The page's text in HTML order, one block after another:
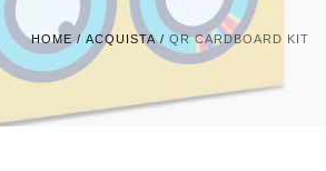
HOME / ACQUISTA/ QR CARDBOARD KIT